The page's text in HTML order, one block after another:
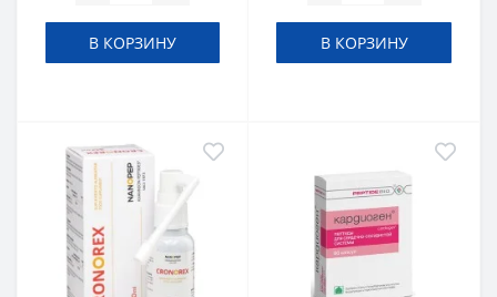
В КОРЗИНУ В КОРЗИНУ